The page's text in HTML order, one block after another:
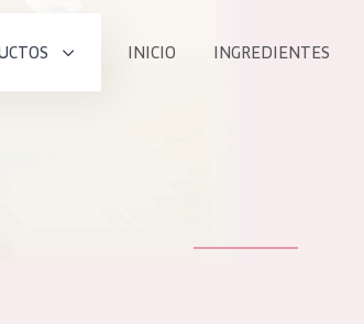
INICIO INGREDIENTES